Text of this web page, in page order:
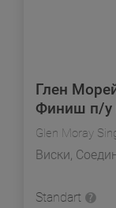
Глен
Финиш п/у
Виски,
Standart